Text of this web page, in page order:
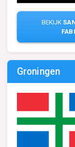
BEKIJK
Groningen